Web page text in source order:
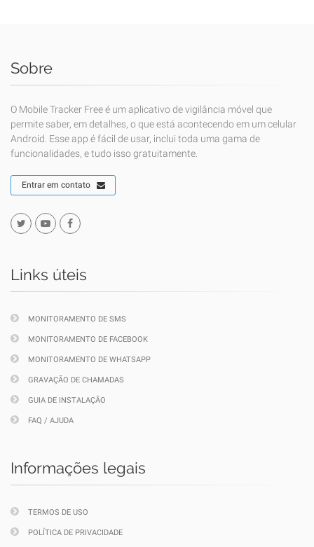
Sobre
O Mobile Tracker Free é um aplicativo de vigilância móvel que
permite saber, em detalhes, o que está acontecendo em um celular
Android. Esse app é fácil de usar, inclui toda uma gama de
funcionalidades, e tudo isso gratuitamente.
Entrar em contato
Links úteis
MONITORAMENTO DE SMS
MONITORAMENTO DE FACEBOOK
MONITORAMENTO DE WHATSAPP
GRAVAÇÃO DE CHAMADAS
GUIA DE INSTALAÇÃO
FAQ / AJUDA
Informações legais
TERMOS DE USO
POLÍTICA DE PRIVACIDADE